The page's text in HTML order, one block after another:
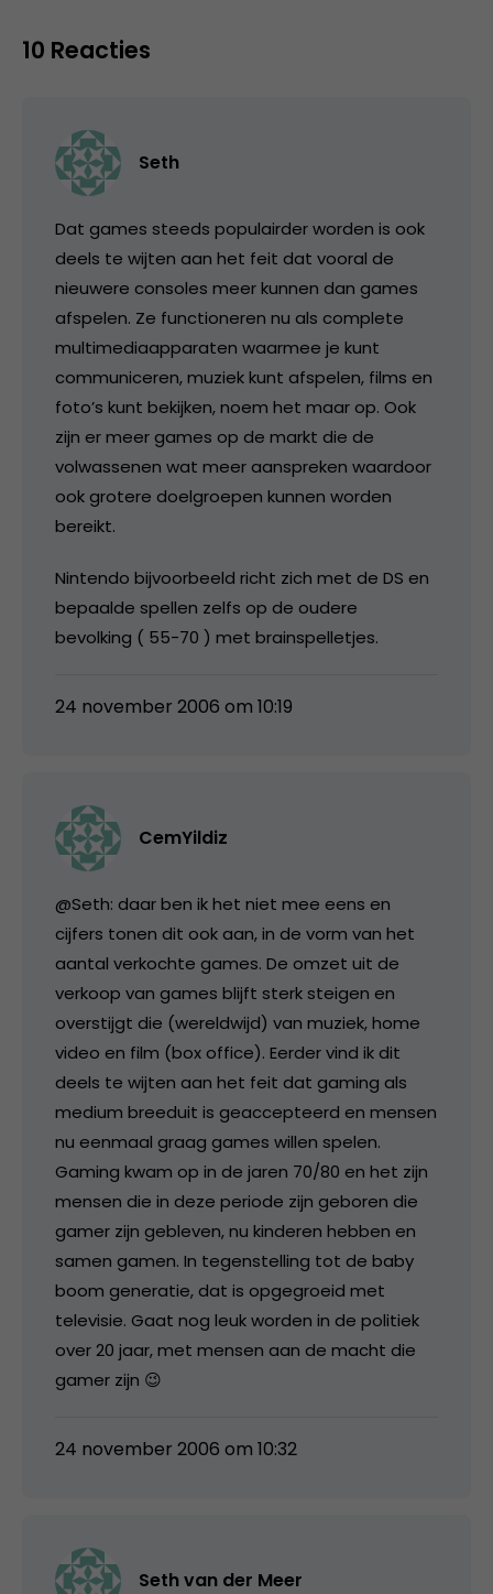
10 Reacties
Seth
Dat games steeds populairder worden is ook
deels te wijten aan het feit dat vooral de
nieuwere consoles meer kunnen dan games
afspelen. Ze functioneren nu als complete
multimediaapparaten waarmee je kunt
communiceren, muziek kunt afspelen, films en
foto’s kunt bekijken, noem het maar op. Ook
zijn er meer games op de markt die de
volwassenen wat meer aanspreken waardoor
ook grotere doelgroepen kunnen worden
bereikt.
Nintendo bijvoorbeeld richt zich met de DS en
bepaalde spellen zelfs op de oudere
bevolking ( 55-70 ) met brainspelletjes.
24 november 2006 om 10:19
CemYildiz
@Seth: daar ben ik het niet mee eens en
cijfers tonen dit ook aan, in de vorm van het
aantal verkochte games. De omzet uit de
verkoop van games blijft sterk steigen en
overstijgt die (wereldwijd) van muziek, home
video en film (box office). Eerder vind ik dit
deels te wijten aan het feit dat gaming als
medium breeduit is geaccepteerd en mensen
nu eenmaal graag games willen spelen.
Gaming kwam op in de jaren 70/80 en het zijn
mensen die in deze periode zijn geboren die
gamer zijn gebleven, nu kinderen hebben en
samen gamen. In tegenstelling tot de baby
boom generatie, dat is opgegroeid met
televisie. Gaat nog leuk worden in de politiek
over 20 jaar, met mensen aan de macht die
gamer zijn 😉
24 november 2006 om 10:32
Seth van der Meer